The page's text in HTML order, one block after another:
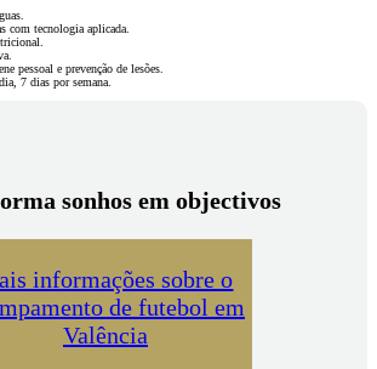
com tecnologia aplicada.
pessoal e prevenção de lesões.
7 dias por semana.
sonhos em objectivos
informações sobre o
de futebol em
Valência